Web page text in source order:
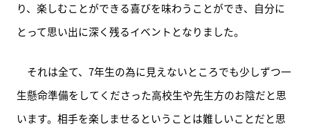
り、楽しむことができる喜びを味わうことができ、自分に
とって思い出に深く残るイベントとなりました。
それは全て、7年生の為に見えないところでも少しずつ一
生懸命準備をしてくださった高校生や先生方のお陰だと思
います。相手を楽しませるということは難しいことだと思